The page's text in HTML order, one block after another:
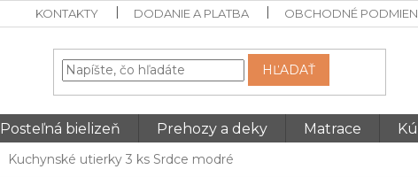
KONTAKTY DODANIE A PLATBA OBCHODNÉ
HĽADAŤ
Posteľná bielizeň Prehozy a deky Matrace
Kuchynské utierky 3 ks Srdce modré